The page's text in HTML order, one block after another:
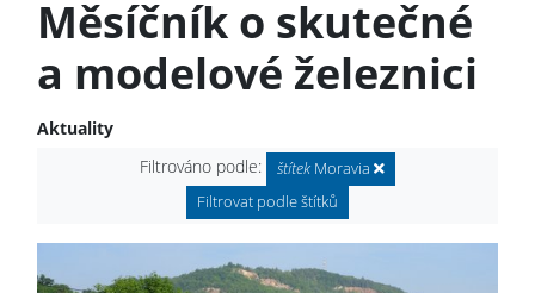
Měsíčník o skutečné
a modelové železnici
Aktuality
Filtrováno podle:
štítek Moravia
Filtrovat podle štítků